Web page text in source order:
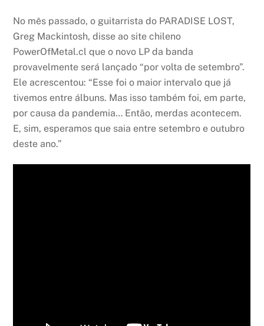
No mês passado, o guitarrista do PARADISE LOST,
Greg Mackintosh, disse ao site chileno
PowerOfMetal.cl que o novo LP da banda
provavelmente será lançado “por volta de setembro”.
Ele acrescentou: “Esse foi o maior intervalo que já
tivemos entre álbuns. Mas isso também foi, em parte,
por causa da pandemia… Então, merdas acontecem.
E, sim, esperamos que saia entre setembro e outubro
deste ano.”